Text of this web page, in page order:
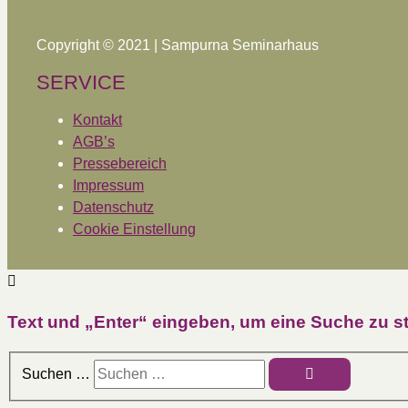
Copyright © 2021 | Sampurna Seminarhaus
SERVICE
Kontakt
AGB’s
Pressebereich
Impressum
Datenschutz
Cookie Einstellung
Text und „Enter“ eingeben, um eine Suche zu
Suchen …